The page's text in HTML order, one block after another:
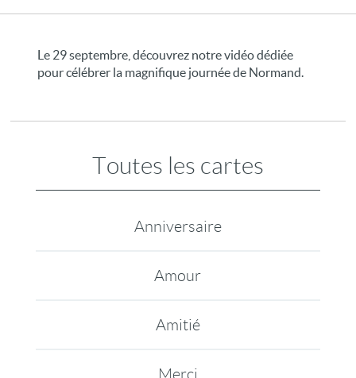
Le 29 septembre, découvrez notre vidéo dédiée
pour célébrer la magnifique journée de Normand.
Toutes les cartes
Anniversaire
Amour
Amitié
Merci